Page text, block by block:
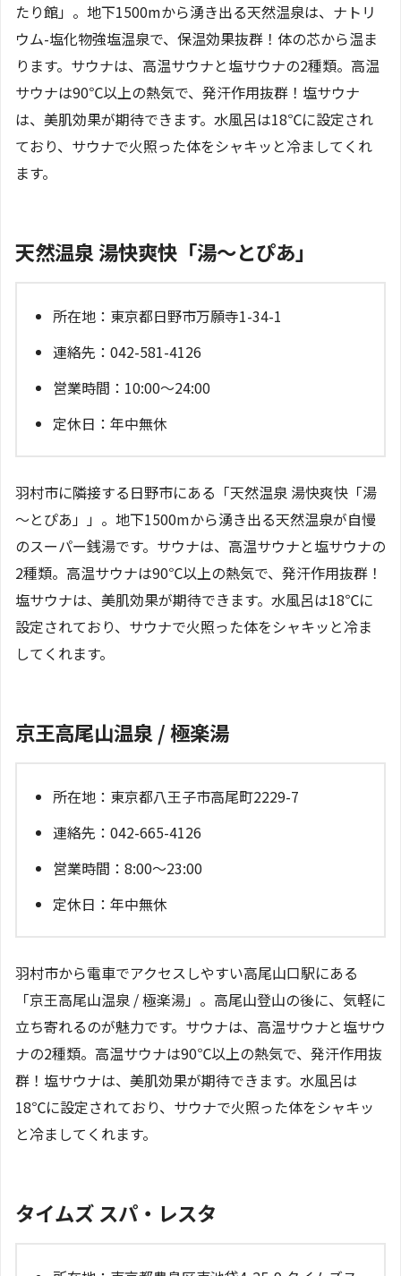
たり館」。地下1500mから湧き出る天然温泉は、ナトリ
ウム-塩化物強塩温泉で、保温効果抜群！体の芯から温ま
ります。サウナは、高温サウナと塩サウナの2種類。高温
サウナは90℃以上の熱気で、発汗作用抜群！塩サウナ
は、美肌効果が期待できます。水風呂は18℃に設定され
ており、サウナで火照った体をシャキッと冷ましてくれ
ます。
天然温泉 湯快爽快「湯～とぴあ」
所在地：東京都日野市万願寺1-34-1
連絡先：042-581-4126
営業時間：10:00～24:00
定休日：年中無休
羽村市に隣接する日野市にある「天然温泉 湯快爽快「湯
～とぴあ」」。地下1500mから湧き出る天然温泉が自慢
のスーパー銭湯です。サウナは、高温サウナと塩サウナの
2種類。高温サウナは90℃以上の熱気で、発汗作用抜群！
塩サウナは、美肌効果が期待できます。水風呂は18℃に
設定されており、サウナで火照った体をシャキッと冷ま
してくれます。
京王高尾山温泉 / 極楽湯
所在地：東京都八王子市高尾町2229-7
連絡先：042-665-4126
営業時間：8:00～23:00
定休日：年中無休
羽村市から電車でアクセスしやすい高尾山口駅にある
「京王高尾山温泉 / 極楽湯」。高尾山登山の後に、気軽に
立ち寄れるのが魅力です。サウナは、高温サウナと塩サウ
ナの2種類。高温サウナは90℃以上の熱気で、発汗作用抜
群！塩サウナは、美肌効果が期待できます。水風呂は
18℃に設定されており、サウナで火照った体をシャキッ
と冷ましてくれます。
タイムズ スパ・レスタ